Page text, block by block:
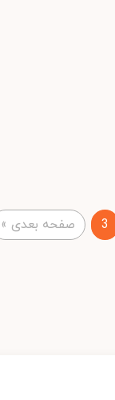
3 صفحه بعدی »